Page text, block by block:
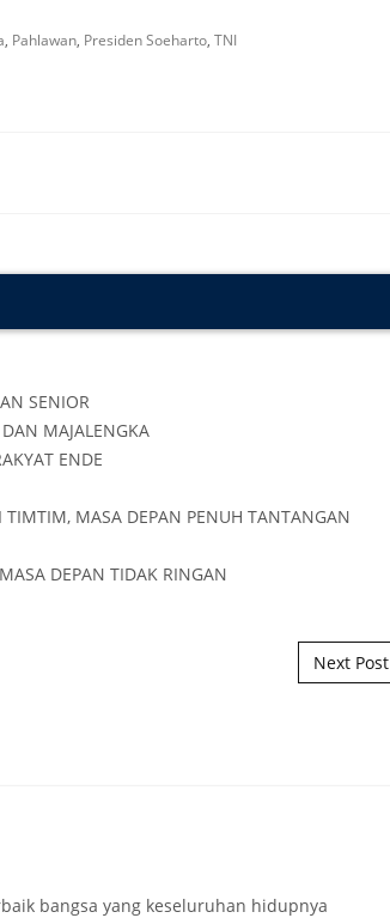
, Pahlawan, Presiden Soeharto, TNI
Next Post
bangsa yang keseluruhan hidupnya